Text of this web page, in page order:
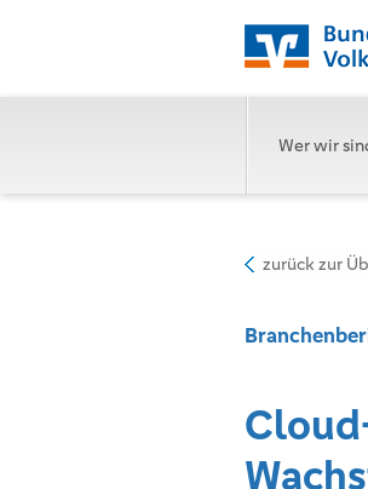
Wer wir
zurück zur